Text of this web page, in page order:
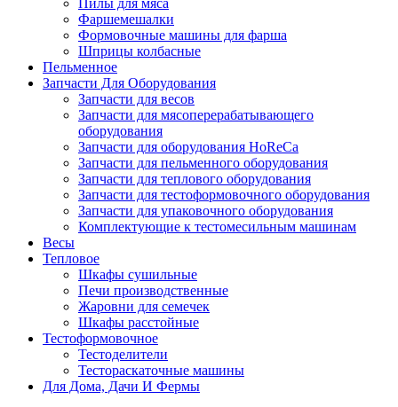
Пилы для мяса
Фаршемешалки
Формовочные машины для фарша
Шприцы колбасные
Пельменное
Запчасти Для Оборудования
Запчасти для весов
Запчасти для мясоперерабатывающего
оборудования
Запчасти для оборудования HoReCa
Запчасти для пельменного оборудования
Запчасти для теплового оборудования
Запчасти для тестоформовочного оборудования
Запчасти для упаковочного оборудования
Комплектующие к тестомесильным машинам
Весы
Тепловое
Шкафы сушильные
Печи производственные
Жаровни для семечек
Шкафы расстойные
Тестоформовочное
Тестоделители
Тестораскаточные машины
Для Дома, Дачи И Фермы